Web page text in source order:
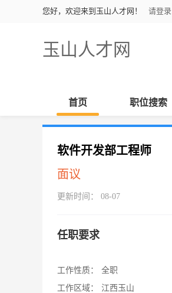
您好，欢迎来到玉山人才网！ 请登录
玉山人才网
首页 职位搜索
软件开发部工程师
面议
更新时间： 08-07
任职要求
工作性质：
全职
工作区域：
江西玉山